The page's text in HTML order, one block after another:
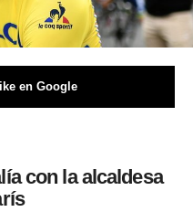
en Google
con la alcaldesa